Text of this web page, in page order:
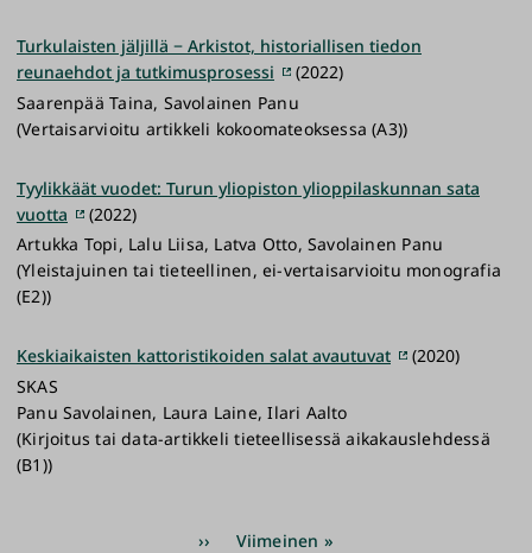
Turkulaisten jäljillä − Arkistot, historiallisen tiedon
reunaehdot ja tutkimusprosessi
(2022)
Saarenpää Taina, Savolainen Panu
(Vertaisarvioitu artikkeli kokoomateoksessa (A3))
Tyylikkäät vuodet: Turun yliopiston ylioppilaskunnan sata
vuotta
(2022)
Artukka Topi, Lalu Liisa, Latva Otto, Savolainen Panu
(Yleistajuinen tai tieteellinen, ei-vertaisarvioitu monografia
(E2))
Keskiaikaisten kattoristikoiden salat avautuvat
(2020)
SKAS
Panu Savolainen, Laura Laine, Ilari Aalto
(Kirjoitus tai data-artikkeli tieteellisessä aikakauslehdessä
(B1))
Seuraava
››
Viimeinen
Viimeinen »